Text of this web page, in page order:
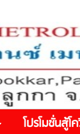
โปรโมชั่นสู้โ